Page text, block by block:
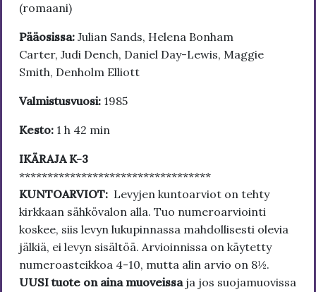
(romaani)
Pääosissa: Julian Sands, Helena Bonham
Carter, Judi Dench, Daniel Day-Lewis, Maggie
Smith, Denholm Elliott
Valmistusvuosi: 1985
Kesto: 1 h 42 min
IKÄRAJA K-3
**********************************
KUNTOARVIOT: Levyjen kuntoarviot on tehty
kirkkaan sähkövalon alla. Tuo numeroarviointi
koskee, siis levyn lukupinnassa mahdollisesti olevia
jälkiä, ei levyn sisältöä. Arvioinnissa on käytetty
numeroasteikkoa 4-10, mutta alin arvio on 8½.
UUSI tuote on aina muoveissa ja jos suojamuovissa